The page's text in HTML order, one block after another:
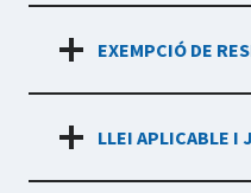
EXEMPCIÓ DE
LLEI APLICABLE I